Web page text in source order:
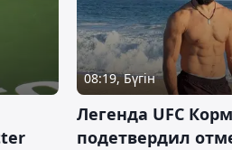
08:19, Бүгін
Легенда UFC
подетвердил